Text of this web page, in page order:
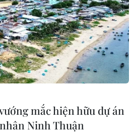
mắc hiện hữu dự án
Ninh Thuận